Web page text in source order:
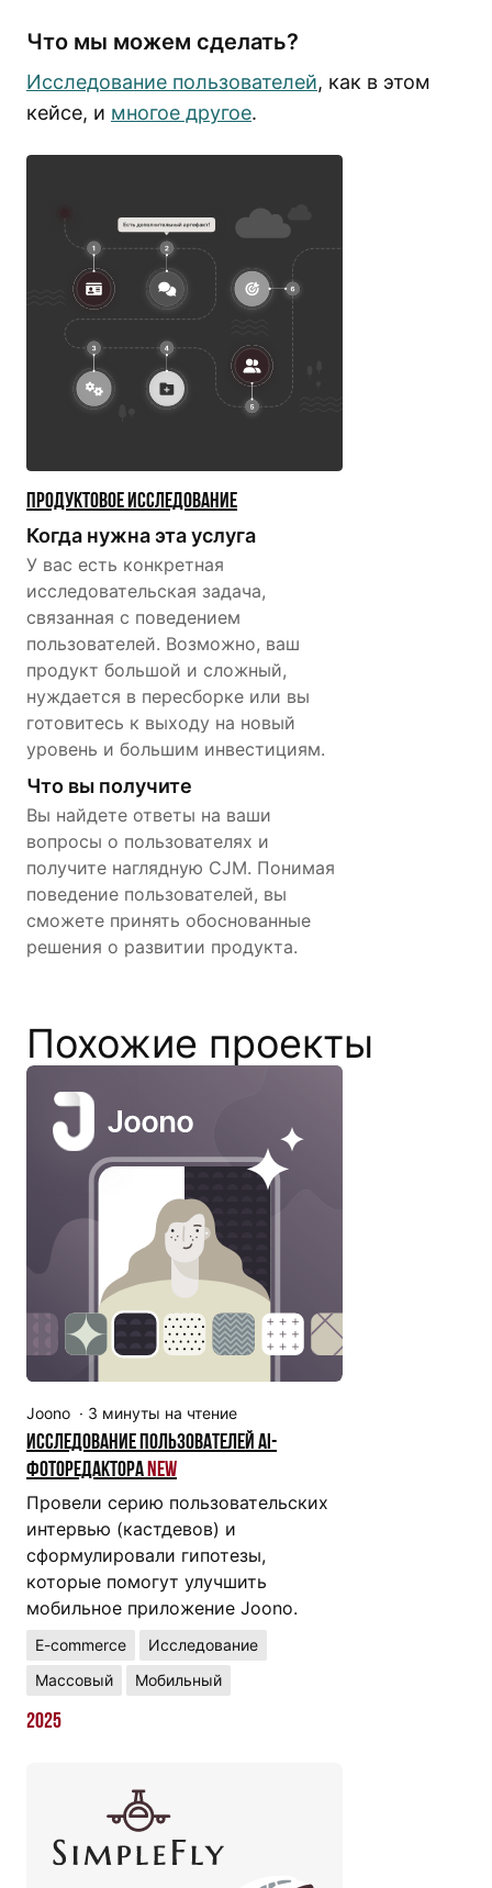
Что мы можем сделать?
Исследование пользователей, как в этом
кейсе, и многое другое.
Продуктовое исследование
Когда нужна эта услуга
У вас есть конкретная
исследовательская задача,
связанная с поведением
пользователей. Возможно, ваш
продукт большой и сложный,
нуждается в пересборке или вы
готовитесь к выходу на новый
уровень и большим инвестициям.
Что вы получите
Вы найдете ответы на ваши
вопросы о пользователях и
получите наглядную CJM. Понимая
поведение пользователей, вы
сможете принять обоснованные
решения о развитии продукта.
Похожие проекты
Joono · 3 минуты на чтение
Исследование пользователей AI-
фоторедактораNew
Провели серию пользовательских
интервью (кастдевов) и
сформулировали гипотезы,
которые помогут улучшить
мобильное приложение Joono.
E-commerce
Исследование
Массовый
Мобильный
2025